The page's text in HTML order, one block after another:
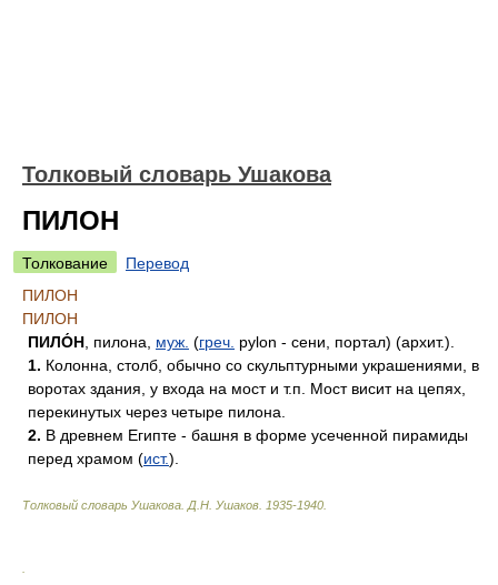
Толковый словарь Ушакова
ПИЛОН
Толкование
Перевод
ПИЛОН
ПИЛОН
ПИЛО́Н , пилона, муж. (греч. pylon - сени, портал) (архит.).
1. Колонна, столб, обычно со скульптурными украшениями, в
воротах здания, у входа на мост и т.п. Мост висит на цепях,
перекинутых через четыре пилона.
2. В древнем Египте - башня в форме усеченной пирамиды
перед храмом (ист.).
Толковый словарь Ушакова Д.Н. Ушаков. 1935-1940